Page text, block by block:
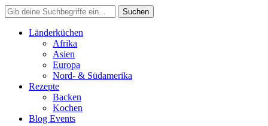
Länderküchen
Afrika
Asien
Europa
Nord- & Südamerika
Rezepte
Backen
Kochen
Blog Events